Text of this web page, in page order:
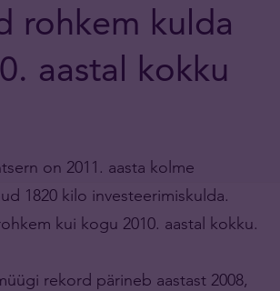
rohkem kulda
aastal kokku
on 2011. aasta kolme
1820 kilo investeerimiskulda.
kui kogu 2010. aastal kokku.
rekord pärineb aastast 2008,